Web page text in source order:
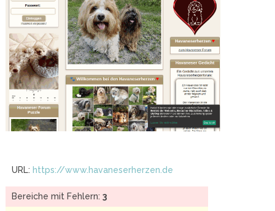
URL: https://www.havaneserherzen.de
Bereiche mit Fehlern: 3